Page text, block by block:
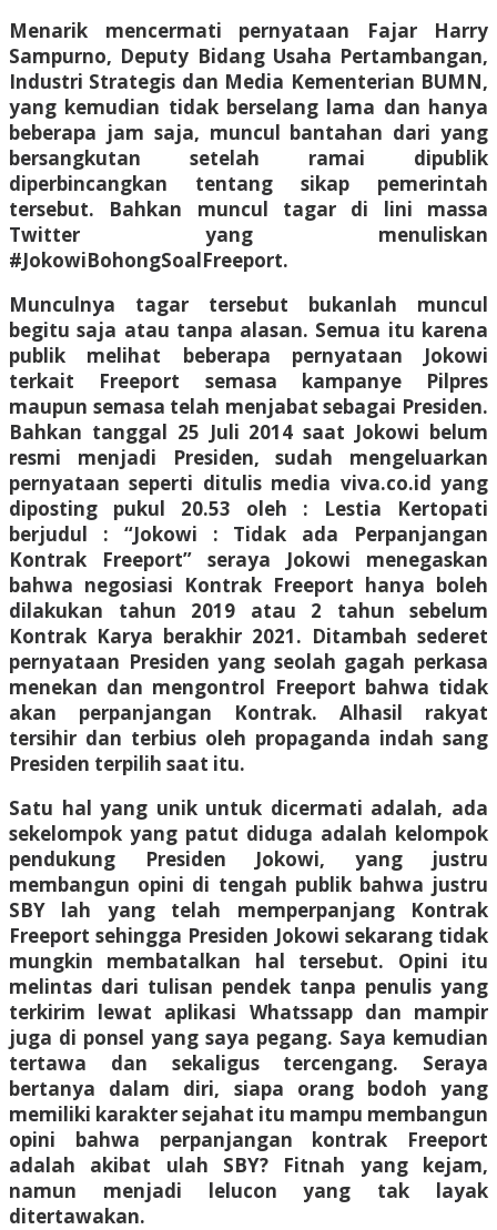
Menarik mencermati pernyataan Fajar Harry
Sampurno, Deputy Bidang Usaha Pertambangan,
Industri Strategis dan Media Kementerian BUMN,
yang kemudian tidak berselang lama dan hanya
beberapa jam saja, muncul bantahan dari yang
bersangkutan setelah ramai dipublik
diperbincangkan tentang sikap pemerintah
tersebut. Bahkan muncul tagar di lini massa
Twitter yang menuliskan
#JokowiBohongSoalFreeport.
Munculnya tagar tersebut bukanlah muncul
begitu saja atau tanpa alasan. Semua itu karena
publik melihat beberapa pernyataan Jokowi
terkait Freeport semasa kampanye Pilpres
maupun semasa telah menjabat sebagai Presiden.
Bahkan tanggal 25 Juli 2014 saat Jokowi belum
resmi menjadi Presiden, sudah mengeluarkan
pernyataan seperti ditulis media viva.co.id yang
diposting pukul 20.53 oleh : Lestia Kertopati
berjudul : “Jokowi : Tidak ada Perpanjangan
Kontrak Freeport” seraya Jokowi menegaskan
bahwa negosiasi Kontrak Freeport hanya boleh
dilakukan tahun 2019 atau 2 tahun sebelum
Kontrak Karya berakhir 2021. Ditambah sederet
pernyataan Presiden yang seolah gagah perkasa
menekan dan mengontrol Freeport bahwa tidak
akan perpanjangan Kontrak. Alhasil rakyat
tersihir dan terbius oleh propaganda indah sang
Presiden terpilih saat itu.
Satu hal yang unik untuk dicermati adalah, ada
sekelompok yang patut diduga adalah kelompok
pendukung Presiden Jokowi, yang justru
membangun opini di tengah publik bahwa justru
SBY lah yang telah memperpanjang Kontrak
Freeport sehingga Presiden Jokowi sekarang tidak
mungkin membatalkan hal tersebut. Opini itu
melintas dari tulisan pendek tanpa penulis yang
terkirim lewat aplikasi Whatssapp dan mampir
juga di ponsel yang saya pegang. Saya kemudian
tertawa dan sekaligus tercengang. Seraya
bertanya dalam diri, siapa orang bodoh yang
memiliki karakter sejahat itu mampu membangun
opini bahwa perpanjangan kontrak Freeport
adalah akibat ulah SBY? Fitnah yang kejam,
namun menjadi lelucon yang tak layak
ditertawakan.